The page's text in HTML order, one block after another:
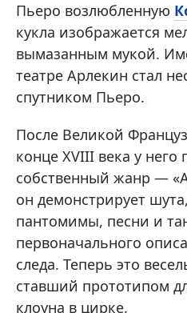
Пьеро возлюбленную
кукла изображается
вымазанным мукой.
театре Арлекин стал
спутником Пьеро.
После Великой
конце XVIII века у него
собственный жанр —
он демонстрирует
пантомимы, песни и
первоначального
следа. Теперь это
ставший прототипом
клоуна в цирке.